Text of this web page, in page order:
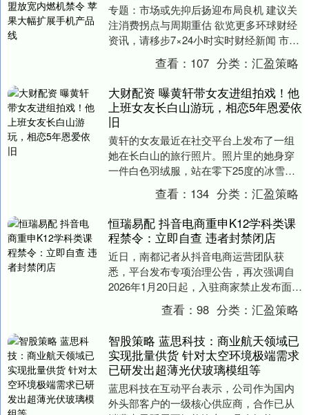
专题：市场或先抑后扬迎布局良机 建议关
注消费拐点与周期重估 欲览更多环球财经
资讯，请移步7×24小时实时财经新闻 市场
12月17日收盘：美股涨跌不一道指跌逾3....
查看： 107 分类：汇盈策略
大财配资 曝黄轩带女友进组拍戏！他
上班女友长白山游玩，相恋5年恩爱依
旧
黄轩的女友最近在社交平台上发布了一组
她在长白山的旅行照片。照片里的她身穿
一件白色羽绒服，站在零下25度的冰雪景
中，素颜出镜，简约的装扮中只佩戴了一
枚小巧的耳钉。....
查看： 134 分类：汇盈策略
恒瑞易配 抖音电商重申K12学科类课
程禁令：立即自查 违者封禁闭店
近日，南都记者从抖音电商运营团队获
悉，平台发布专项治理公告，再次强调自
2026年1月20日起，入驻商家禁止发布面向
未成年人的K12学科类课程，无论是英语单
查看：98 分类：汇盈策略
智股策略 蓝思科技：商业航天领域已
实现批量供货 针对太空环境极端需求
已研发出超薄光伏玻璃模组等
蓝思科技在互动平台表示，公司作为国内
外头部客户的一级核心供应商，合作已从